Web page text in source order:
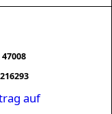
47008
auf